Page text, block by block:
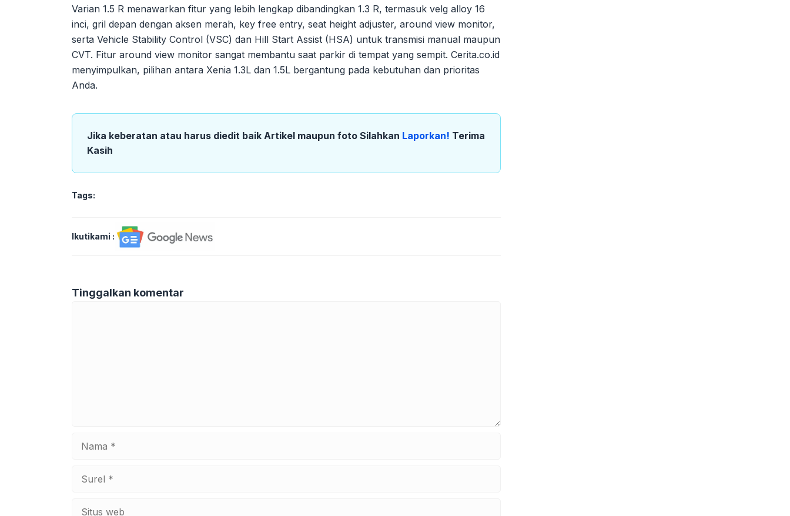
Varian 1.5 R menawarkan fitur yang lebih lengkap dibandingkan 1.3 R, termasuk velg alloy 16
inci, gril depan dengan aksen merah, key free entry, seat height adjuster, around view monitor,
serta Vehicle Stability Control (VSC) dan Hill Start Assist (HSA) untuk transmisi manual maupun
CVT. Fitur around view monitor sangat membantu saat parkir di tempat yang sempit. Cerita.co.id
menyimpulkan, pilihan antara Xenia 1.3L dan 1.5L bergantung pada kebutuhan dan prioritas
Anda.
Jika keberatan atau harus diedit baik Artikel maupun foto Silahkan Laporkan! Terima
Kasih
Tags:
Ikutikami :
Tinggalkan komentar